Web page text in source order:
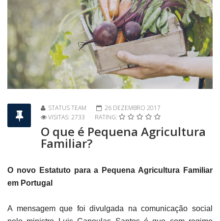
STATUS TEAM
26 DEZEMBRO 2017
VISITAS: 2733
RATING:
O que é Pequena Agricultura
Familiar?
O novo Estatuto para a Pequena Agricultura Familiar
em Portugal
A mensagem que foi divulgada na comunicação social